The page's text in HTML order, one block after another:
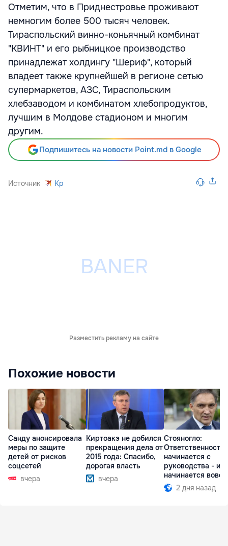
Отметим, что в Приднестровье проживают
немногим более 500 тысяч человек.
Тираспольский винно-коньячный комбинат
"КВИНТ" и его рыбницкое производство
принадлежат холдингу "Шериф", который
владеет также крупнейшей в регионе сетью
супермаркетов, АЗС, Тираспольским
хлебзаводом и комбинатом хлебопродуктов,
лучшим в Молдове стадионом и многим
другим.
Подпишитесь на новости Point.md в Google
Источник Kp
Разместить рекламу на сайте
Похожие новости
Санду анонсировала
меры по защите
детей от рисков
соцсетей
вчера
Киртоакэ не добился
прекращения дела от
2015 года: Спасибо,
дорогая власть
вчера
Стояногло:
Ответственность
начинается с
руководства -
начинается вовсе
2 дня назад